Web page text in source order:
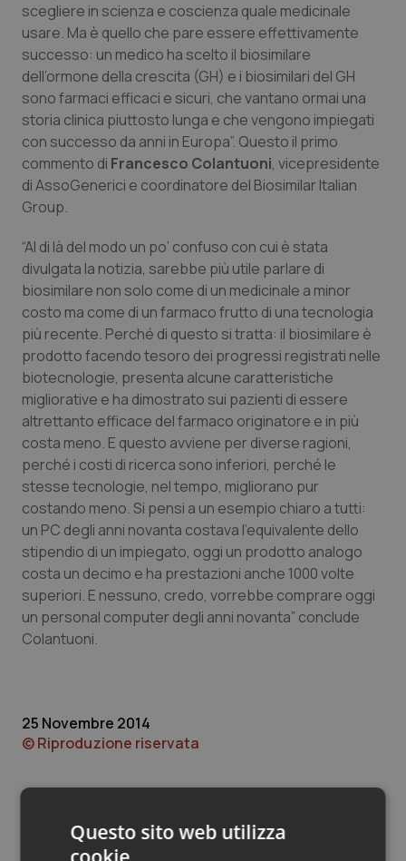
Molise
Piemonte
Provincia Autonoma di Bolzano
Provincia Autonoma di Trento
Puglia
Sardegna
Sicilia
Toscana
Umbria
Valle D’Aosta
Veneto
Epatiti
HIV
Infezioni & Febbre
Ipertensione & Scompenso
Malattie rare
Malattia di Crohn & Rettocolite Ulcerosa
Neuroscienze & patologie neurodegenerative
Obesità
Oftalmologia
Oncodermatologia
Oncoematologia
Oncologia & Nutrizione
Psoriasi & pelle
Quotidiano Cardiologia
Quotidiano Oncologia
Quotidiano Pediatria
Rene & patologie urogenitali
scegliere in scienza e coscienza quale medicinale
usare. Ma è quello che pare essere effettivamente
successo: un medico ha scelto il biosimilare
dell’ormone della crescita (GH) e i biosimilari del GH
sono farmaci efficaci e sicuri, che vantano ormai una
storia clinica piuttosto lunga e che vengono impiegati
con successo da anni in Europa”. Questo il primo
commento di Francesco Colantuoni, vicepresidente
di AssoGenerici e coordinatore del Biosimilar Italian
Group.
“Al di là del modo un po’ confuso con cui è stata
divulgata la notizia, sarebbe più utile parlare di
biosimilare non solo come di un medicinale a minor
costo ma come di un farmaco frutto di una tecnologia
più recente. Perché di questo si tratta: il biosimilare è
prodotto facendo tesoro dei progressi registrati nelle
biotecnologie, presenta alcune caratteristiche
migliorative e ha dimostrato sui pazienti di essere
altrettanto efficace del farmaco originatore e in più
costa meno. E questo avviene per diverse ragioni,
perché i costi di ricerca sono inferiori, perché le
stesse tecnologie, nel tempo, migliorano pur
costando meno. Si pensi a un esempio chiaro a tutti:
un PC degli anni novanta costava l’equivalente dello
stipendio di un impiegato, oggi un prodotto analogo
costa un decimo e ha prestazioni anche 1000 volte
superiori. E nessuno, credo, vorrebbe comprare oggi
un personal computer degli anni novanta” conclude
Colantuoni.
25 Novembre 2014
© Riproduzione riservata
Questo sito web utilizza